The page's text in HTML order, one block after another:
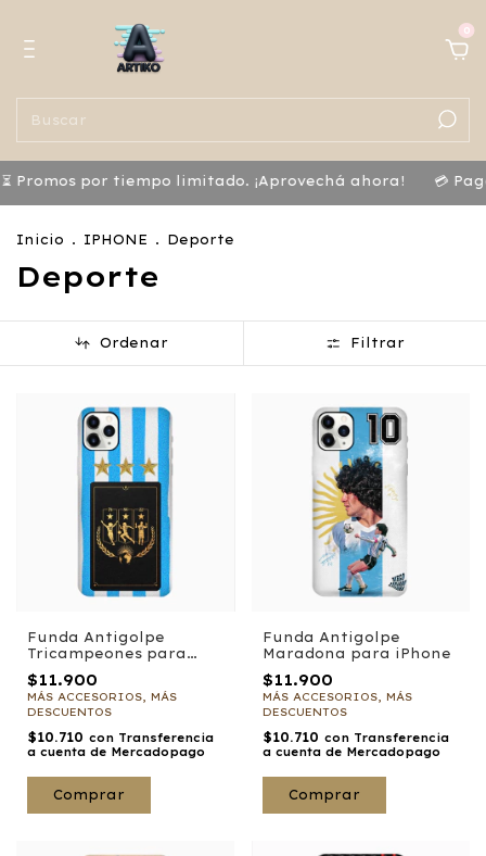
0
Promos por tiempo limitado. ¡Aprovechá ahora! 💳
Inicio . IPHONE . Deporte
Deporte
Ordenar Filtrar
Funda Antigolpe
Tricampeones para
iPhone
$11.900
MÁS ACCESORIOS, MÁS
DESCUENTOS
$10.710 con Transferencia
a cuenta de Mercadopago
Comprar
Funda Antigolpe
Maradona para iPhone
$11.900
MÁS ACCESORIOS, MÁS
DESCUENTOS
$10.710 con Transferencia
a cuenta de Mercadopago
Comprar